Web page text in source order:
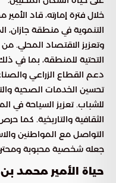
خلال فترة إمارته، قاد
التنموية في منطقة جازان،
وتعزيز الاقتصاد المحلي. من
التحتية للمنطقة، بما في
دعم القطاع الزراعي
تحسين الخدمات الصحية
للشباب. تعزيز السياحة في
الثقافية والتاريخية. كما
التواصل مع المواطنين
جعله شخصية محبوبة
حياة الأمير محمد